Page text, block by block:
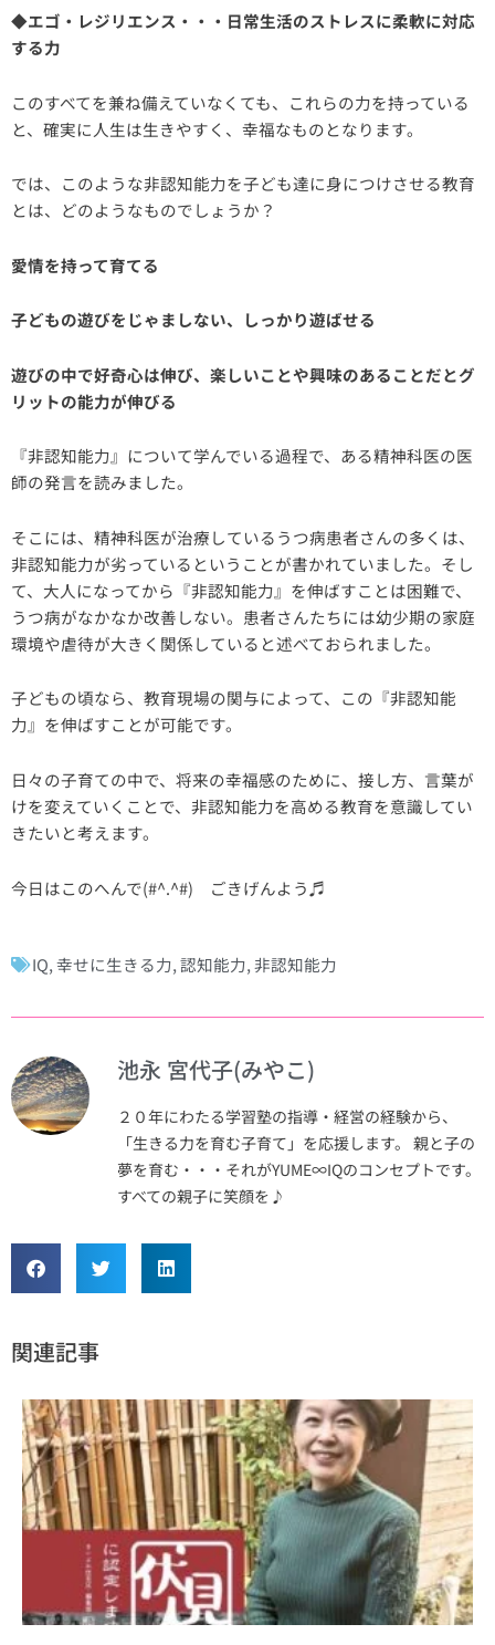
◆エゴ・レジリエンス・・・日常生活のストレスに柔軟に対応
する力
このすべてを兼ね備えていなくても、これらの力を持っている
と、確実に人生は生きやすく、幸福なものとなります。
では、このような非認知能力を子ども達に身につけさせる教育
とは、どのようなものでしょうか？
愛情を持って育てる
子どもの遊びをじゃましない、しっかり遊ばせる
遊びの中で好奇心は伸び、楽しいことや興味のあることだとグ
リットの能力が伸びる
『非認知能力』について学んでいる過程で、ある精神科医の医
師の発言を読みました。
そこには、精神科医が治療しているうつ病患者さんの多くは、
非認知能力が劣っているということが書かれていました。そし
て、大人になってから『非認知能力』を伸ばすことは困難で、
うつ病がなかなか改善しない。患者さんたちには幼少期の家庭
環境や虐待が大きく関係していると述べておられました。
子どもの頃なら、教育現場の関与によって、この『非認知能
力』を伸ばすことが可能です。
日々の子育ての中で、将来の幸福感のために、接し方、言葉が
けを変えていくことで、非認知能力を高める教育を意識してい
きたいと考えます。
今日はこのへんで(#^.^#) ごきげんよう♬
IQ,幸せに生きる力,認知能力,非認知能力
池永 宮代子(みやこ)
２０年にわたる学習塾の指導・経営の経験から、
「生きる力を育む子育て」を応援します。 親と子の
夢を育む・・・それがYUME∞IQのコンセプトです。
すべての親子に笑顔を♪
関連記事